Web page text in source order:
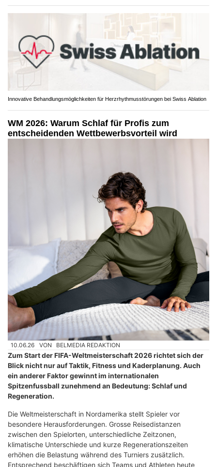
Innovative Behandlungsmöglichkeiten für Herzrhythmusstörungen bei Swiss Ablation
WM 2026: Warum Schlaf für Profis zum
entscheidenden Wettbewerbsvorteil wird
10.06.26 VON BELMEDIA REDAKTION
Zum Start der FIFA-Weltmeisterschaft 2026 richtet sich der
Blick nicht nur auf Taktik, Fitness und Kaderplanung. Auch
ein anderer Faktor gewinnt im internationalen
Spitzenfussball zunehmend an Bedeutung: Schlaf und
Regeneration.
Die Weltmeisterschaft in Nordamerika stellt Spieler vor
besondere Herausforderungen. Grosse Reisedistanzen
zwischen den Spielorten, unterschiedliche Zeitzonen,
klimatische Unterschiede und kurze Regenerationszeiten
erhöhen die Belastung während des Turniers zusätzlich.
Entsprechend beschäftigen sich Teams und Athleten heute